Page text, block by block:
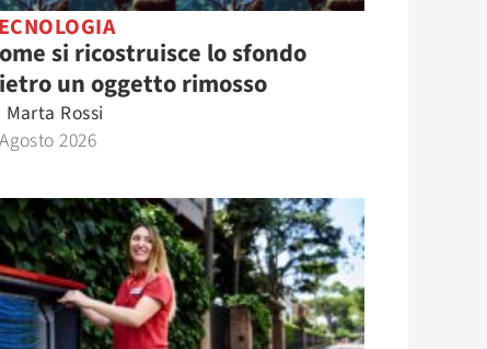
si ricostruisce lo sfondo
un oggetto rimosso
Marta Rossi
2026